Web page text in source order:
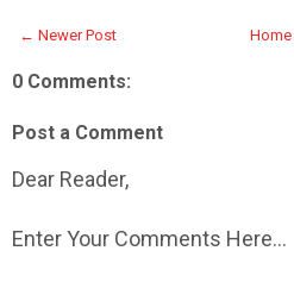
← Newer Post Home
0 Comments:
Post a Comment
Dear Reader,
Enter Your Comments Here...